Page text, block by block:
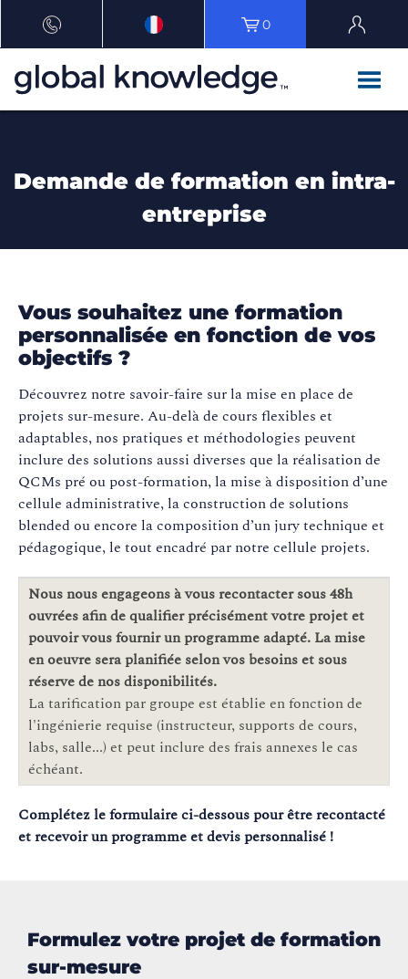
0
Demande de formation en intra-
entreprise
Vous souhaitez une formation
personnalisée en fonction de vos
objectifs ?
Découvrez notre savoir-faire sur la mise en place de
projets sur-mesure. Au-delà de cours flexibles et
adaptables, nos pratiques et méthodologies peuvent
inclure des solutions aussi diverses que la réalisation de
QCMs pré ou post-formation, la mise à disposition d’une
cellule administrative, la construction de solutions
blended ou encore la composition d’un jury technique et
pédagogique, le tout encadré par notre cellule projets.
Nous nous engageons à vous recontacter sous 48h
ouvrées afin de qualifier précisément votre projet et
pouvoir vous fournir un programme adapté. La mise
en oeuvre sera planifiée selon vos besoins et sous
réserve de nos disponibilités.
La tarification par groupe est établie en fonction de
l'ingénierie requise (instructeur, supports de cours,
labs, salle...) et peut inclure des frais annexes le cas
échéant.
Complétez le formulaire ci-dessous pour être recontacté
et recevoir un programme et devis personnalisé !
Formulez votre projet de formation
sur-mesure